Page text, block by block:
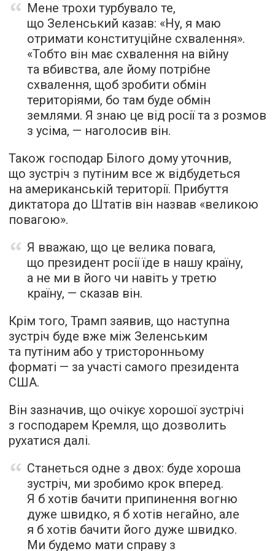
Мене трохи турбувало те,
що Зеленський казав: «Ну, я маю
отримати конституційне схвалення».
«Тобто він має схвалення на війну
та вбивства, але йому потрібне
схвалення, щоб зробити обмін
територіями, бо там буде обмін
землями. Я знаю це від росії та з розмов
з усіма, — наголосив він.
Також господар Білого дому уточнив,
що зустріч з путіним все ж відбудеться
на американській території. Прибуття
диктатора до Штатів він назвав «великою
повагою».
Я вважаю, що це велика повага,
що президент росії їде в нашу країну,
а не ми в його чи навіть у третю
країну, — сказав він.
Крім того, Трамп заявив, що наступна
зустріч буде вже між Зеленським
та путіним або у тристоронньому
форматі — за участі самого президента
США.
Він зазначив, що очікує хорошої зустрічі
з господарем Кремля, що дозволить
рухатися далі.
Станеться одне з двох: буде хороша
зустріч, ми зробимо крок вперед.
Я б хотів бачити припинення вогню
дуже швидко, я б хотів негайно, але
я б хотів бачити його дуже швидко.
Ми будемо мати справу з